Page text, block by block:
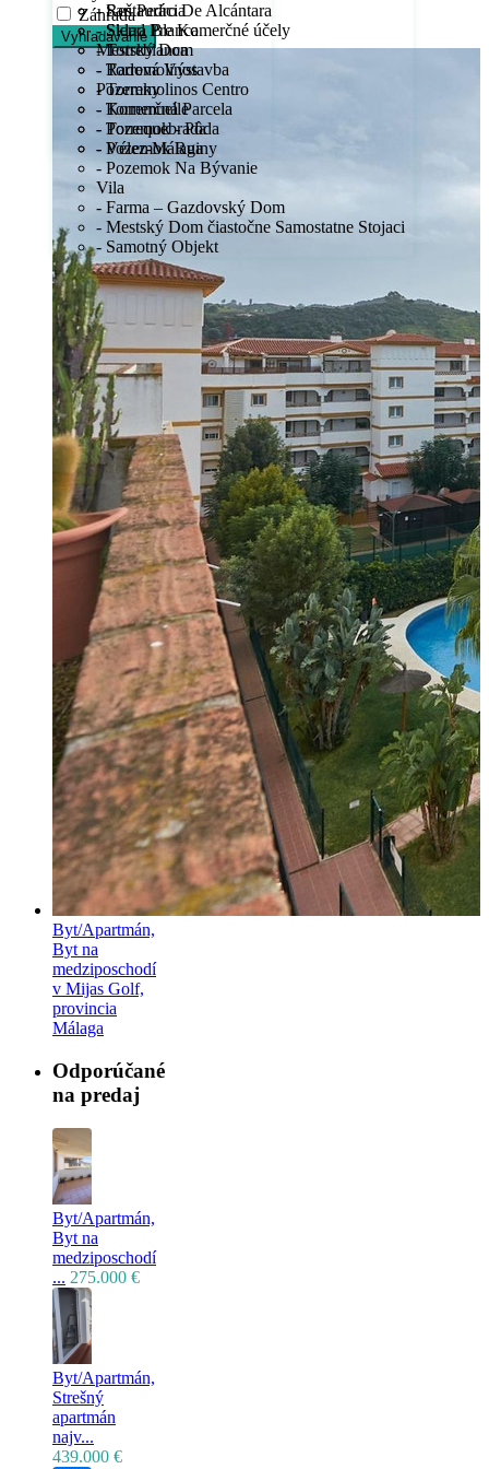
- Reštaurácia
- Sklad Pre Komerčné účely
Mestský Dom
- Radová Výstavba
Pozemky
- Komerčná Parcela
- Pozemok - Pôda
- Pozemok Ruiny
- Pozemok Na Bývanie
Vila
- Farma – Gazdovský Dom
- Mestský Dom čiastočne Samostatne Stojaci
- Samotný Objekt
- San Pedro De Alcántara
- Sierra Blanca
- Torreblanca
- Torremolinos
- Torremolinos Centro
- Torremuelle
- Torrequebrada
- Vélez-Málaga
Záhrada
Vyhľadávanie
Byt/Apartmán,
Byt na
medziposchodí
v Mijas Golf,
provincia
Málaga
Odporúčané
na predaj
Byt/Apartmán,
Byt na
medziposchodí
... 275.000 €
Byt/Apartmán,
Strešný
apartmán
najv...
439.000 €